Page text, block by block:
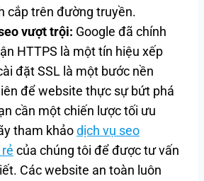
cắp trên đường truyền.
vượt trội: Google đã chính
HTTPS là một tín hiệu xếp
đặt SSL là một bước nền
để website thực sự bứt phá
cần một chiến lược tối ưu
tham khảodịch vụ seo
của chúng tôi để được tư vấn
Các website an toàn luôn